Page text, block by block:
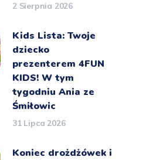
2 Sierpnia 2026
Kids Lista: Twoje
dziecko
prezenterem 4FUN
KIDS! W tym
tygodniu Ania ze
Śmiłowic
31 Lipca 2026
Koniec drożdżówek i